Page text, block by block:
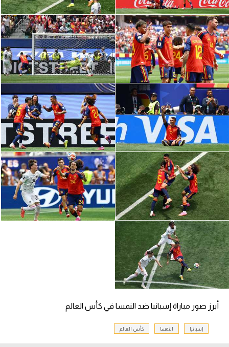
أقسام خاصة
Gamers
ميركاتو
تحقيق في الجول
تقرير في الجول
تحليل في الجول
حكايات في الجول
كويز في الجول
فيديو في الجول
أبرز صور مباراة إسبانيا ضد النمسا في كأس العالم
إسبانيا النمسا كأس العالم